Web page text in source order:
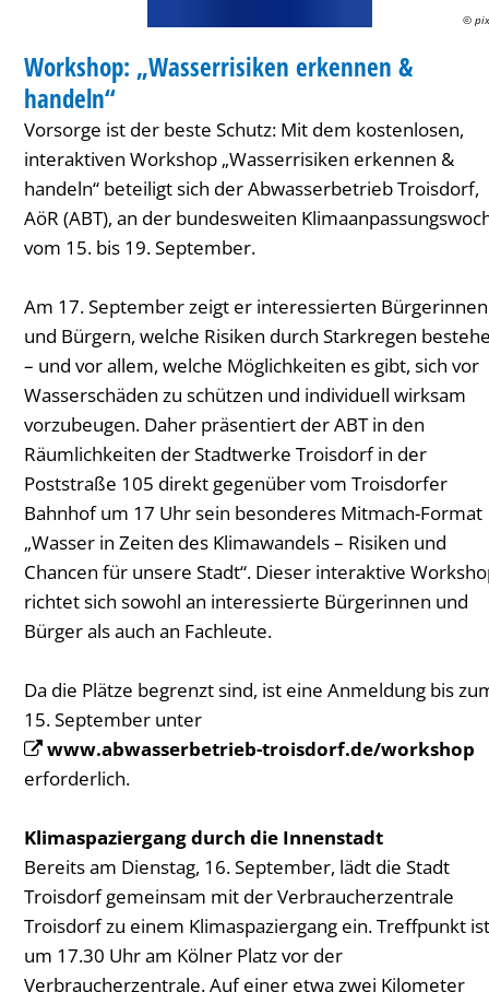
©
KATEGORIE: WORKSHOP
Workshop: „Wasserrisiken erkennen &
handeln“
Vorsorge ist der beste Schutz: Mit dem kostenlosen,
interaktiven Workshop „Wasserrisiken erkennen &
handeln“ beteiligt sich der Abwasserbetrieb Troisdorf,
AöR (ABT), an der bundesweiten
vom 15. bis 19. September.
Am 17. September zeigt er interessierten Bürgerinnen
und Bürgern, welche Risiken durch Starkregen
– und vor allem, welche Möglichkeiten es gibt, sich vor
Wasserschäden zu schützen und individuell wirksam
vorzubeugen. Daher präsentiert der ABT in den
Räumlichkeiten der Stadtwerke Troisdorf in der
Poststraße 105 direkt gegenüber vom Troisdorfer
Bahnhof um 17 Uhr sein besonderes Mitmach-Format
„Wasser in Zeiten des Klimawandels – Risiken und
Chancen für unsere Stadt“. Dieser interaktive
richtet sich sowohl an interessierte Bürgerinnen und
Bürger als auch an Fachleute.
Da die Plätze begrenzt sind, ist eine Anmeldung bis
15. September unter
www.abwasserbetrieb-troisdorf.de/workshop
erforderlich.
Klimaspaziergang durch die Innenstadt
Bereits am Dienstag, 16. September, lädt die Stadt
Troisdorf gemeinsam mit der Verbraucherzentrale
Troisdorf zu einem Klimaspaziergang ein. Treffpunkt ist
um 17.30 Uhr am Kölner Platz vor der
Verbraucherzentrale. Auf einer etwa zwei Kilometer